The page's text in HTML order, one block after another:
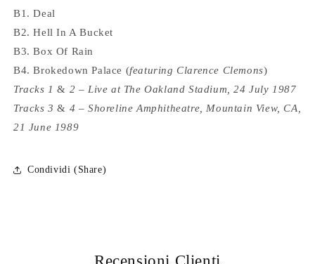
B1. Deal
B2. Hell In A Bucket
B3. Box Of Rain
B4. Brokedown Palace (featuring Clarence Clemons)
Tracks 1& 2 – Live at The Oakland Stadium, 24 July 1987
Tracks 3& 4 – Shoreline Amphitheatre, Mountain View, CA,
21 June 1989
Condividi (Share)
Recensioni Clienti